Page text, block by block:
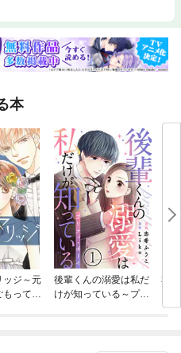
本
ッジ～元
もって捨
後輩くんの溺愛は私だ
けが知っている～プリ
私